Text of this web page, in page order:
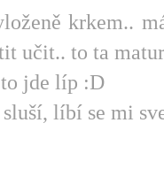
krkem..
učit.. to ta
jde líp :D
líbí se mi